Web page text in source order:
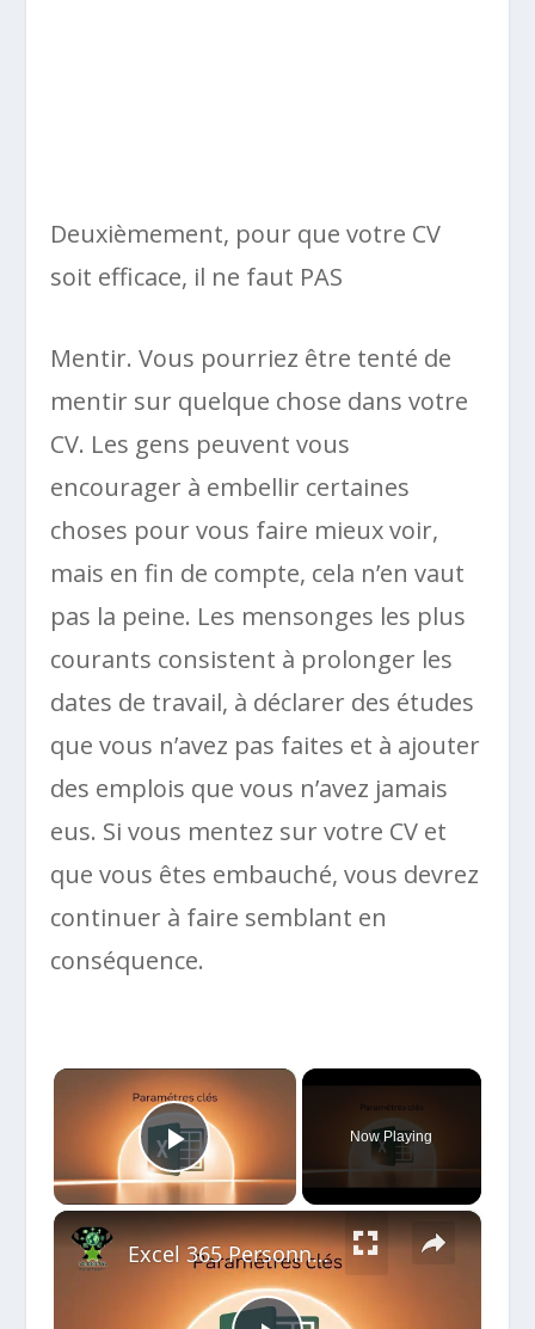
Deuxièmement, pour que votre CV
soit efficace, il ne faut PAS
Mentir. Vous pourriez être tenté de
mentir sur quelque chose dans votre
CV. Les gens peuvent vous
encourager à embellir certaines
choses pour vous faire mieux voir,
mais en fin de compte, cela n’en vaut
pas la peine. Les mensonges les plus
courants consistent à prolonger les
dates de travail, à déclarer des études
que vous n’avez pas faites et à ajouter
des emplois que vous n’avez jamais
eus. Si vous mentez sur votre CV et
que vous êtes embauché, vous devrez
continuer à faire semblant en
conséquence.
×
Play Video
Now Playing
×
Excel 365 Personnaliser les Paramètres Essentiels pour Gagner en Efficacité